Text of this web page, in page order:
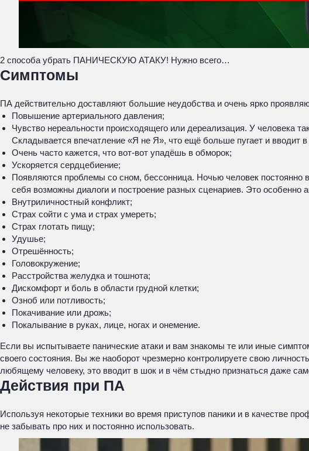
2 способа убрать ПАНИЧЕСКУЮ АТАКУ! Нужно всего…
Симптомы
ПА действительно доставляют большие неудобства и очень ярко
Повышение артериального давления;
Чувство нереальности происходящего или дереализация. У человека
Складывается впечатление «Я не Я», что ещё больше пугает и вводит в
Очень часто кажется, что вот-вот упадёшь в обморок;
Ускоряется сердцебиение;
Появляются проблемы со сном, бессонница. Ночью человек постоянно
себя возможны диалоги и построение разных сценариев. Это особенно
Внутриличностный конфликт;
Страх сойти с ума и страх умереть;
Страх глотать пищу;
Удушье;
Отрешённость;
Головокружение;
Расстройства желудка и тошнота;
Дискомфорт и боль в области грудной клетки;
Озноб или потливость;
Покачивание или дрожь;
Покалывание в руках, лице, ногах и онемение.
Если вы испытываете панические атаки и вам знакомы те или иные
своего состояния. Вы же наоборот чрезмерно контролируете свою
любящему человеку, это вводит в шок и в чём стыдно признаться даже
Действия при ПА
Используя некоторые техники во время приступов паники и в качестве
не забывать про них и постоянно использовать.